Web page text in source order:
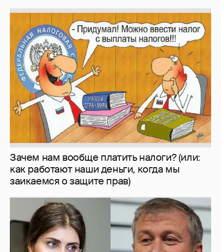
Зачем нам вообще платить налоги? (или:
как работают наши деньги, когда мы
заикаемся о защите прав)
И снова невеста 357